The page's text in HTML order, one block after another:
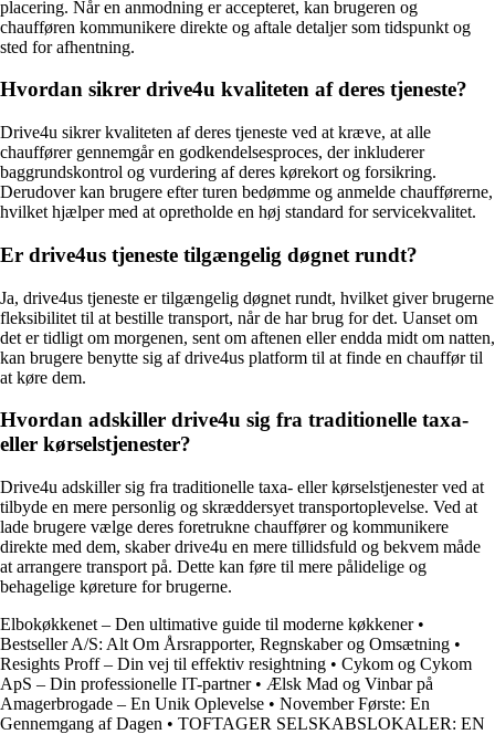
placering. Når en anmodning er accepteret, kan brugeren og
chaufføren kommunikere direkte og aftale detaljer som tidspunkt og
sted for afhentning.
Hvordan sikrer drive4u kvaliteten af deres tjeneste?
Drive4u sikrer kvaliteten af deres tjeneste ved at kræve, at alle
chauffører gennemgår en godkendelsesproces, der inkluderer
baggrundskontrol og vurdering af deres kørekort og forsikring.
Derudover kan brugere efter turen bedømme og anmelde chaufførerne,
hvilket hjælper med at opretholde en høj standard for servicekvalitet.
Er drive4us tjeneste tilgængelig døgnet rundt?
Ja, drive4us tjeneste er tilgængelig døgnet rundt, hvilket giver brugerne
fleksibilitet til at bestille transport, når de har brug for det. Uanset om
det er tidligt om morgenen, sent om aftenen eller endda midt om natten,
kan brugere benytte sig af drive4us platform til at finde en chauffør til
at køre dem.
Hvordan adskiller drive4u sig fra traditionelle taxa-
eller kørselstjenester?
Drive4u adskiller sig fra traditionelle taxa- eller kørselstjenester ved at
tilbyde en mere personlig og skræddersyet transportoplevelse. Ved at
lade brugere vælge deres foretrukne chauffører og kommunikere
direkte med dem, skaber drive4u en mere tillidsfuld og bekvem måde
at arrangere transport på. Dette kan føre til mere pålidelige og
behagelige køreture for brugerne.
Elbokøkkenet – Den ultimative guide til moderne køkkener•
Bestseller A/S: Alt Om Årsrapporter, Regnskaber og Omsætning •
Resights Proff – Din vej til effektiv resightning • Cykom og Cykom
ApS – Din professionelle IT-partner• Ælsk Mad og Vinbar på
Amagerbrogade – En Unik Oplevelse • November Første: En
Gennemgang af Dagen • TOFTAGER SELSKABSLOKALER: EN